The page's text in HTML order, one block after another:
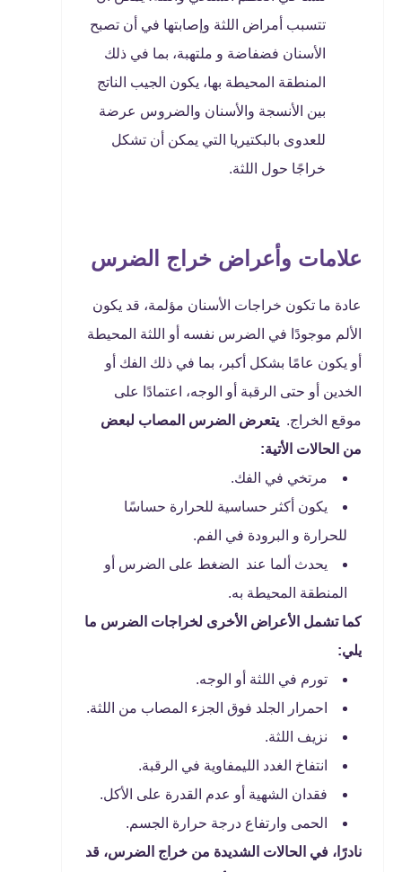
تتسبب أمراض اللثة وإصابتها في أن تصبح
الأسنان فضفاضة و ملتهبة، بما في ذلك
المنطقة المحيطة بها، يكون الجيب الناتج
بين الأنسجة والأسنان والضروس عرضة
للعدوى بالبكتيريا التي يمكن أن تشكل
خراجًا حول اللثة.
علامات وأعراض خراج الضرس
عادة ما تكون خراجات الأسنان مؤلمة، قد يكون
الألم موجودًا في الضرس نفسه أو اللثة المحيطة
أو يكون عامًا بشكل أكبر، بما في ذلك الفك أو
الخدين أو حتى الرقبة أو الوجه، اعتمادًا على
موقع الخراج. يتعرض الضرس المصاب لبعض
من الحالات الأتية:
مرتخي في الفك.
يكون أكثر حساسية للحرارة حساسًا
للحرارة و البرودة في الفم.
يحدث ألما عند الضغط على الضرس أو
المنطقة المحيطة به.
كما تشمل الأعراض الأخرى لخراجات الضرس ما
يلي:
تورم في اللثة أو الوجه.
احمرار الجلد فوق الجزء المصاب من اللثة.
نزيف اللثة.
انتفاخ الغدد الليمفاوية في الرقبة.
فقدان الشهية أو عدم القدرة على الأكل.
الحمى وارتفاع درجة حرارة الجسم.
نادرًا، في الحالات الشديدة من خراج الضرس، قد